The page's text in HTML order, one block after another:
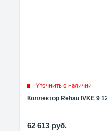
Уточнить о наличии
Коллектор Rehau IVKE 9
62 613 руб.